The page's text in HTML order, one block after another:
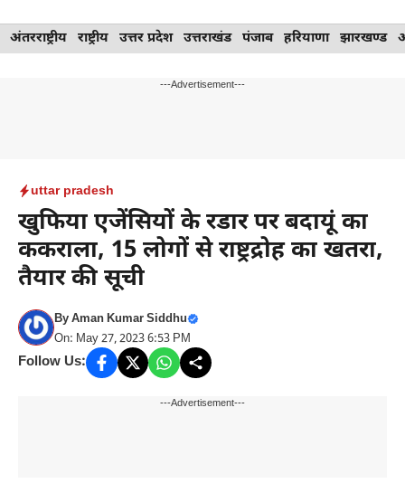
Skip
to
अंतरराष्ट्रीय राष्ट्रीय उत्तर प्रदेश उत्तराखंड पंजाब हरियाणा झारखण्ड
---Advertisement---
uttar pradesh
खुफिया एजेंसियों के रडार पर बदायूं का
ककराला, 15 लोगों से राष्ट्रद्रोह का खतरा,
तैयार की सूची
ByAman Kumar Siddhu
On: May 27, 2023 6:53 PM
Follow Us:
---Advertisement---